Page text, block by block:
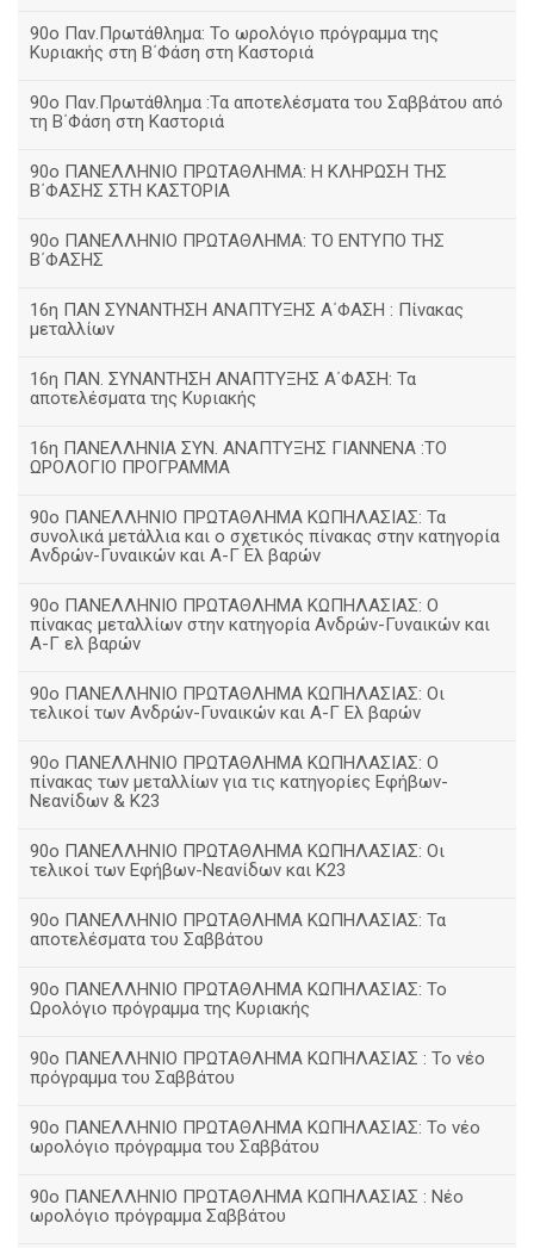
90ο Παν.Πρωτάθλημα: Το ωρολόγιο πρόγραμμα της
Κυριακής στη Β΄Φάση στη Καστοριά
90ο Παν.Πρωτάθλημα :Τα αποτελέσματα του Σαββάτου από
τη Β΄Φάση στη Καστοριά
90ο ΠΑΝΕΛΛΗΝΙΟ ΠΡΩΤΑΘΛΗΜΑ: Η ΚΛΗΡΩΣΗ ΤΗΣ
Β΄ΦΑΣΗΣ ΣΤΗ ΚΑΣΤΟΡΙΑ
90ο ΠΑΝΕΛΛΗΝΙΟ ΠΡΩΤΑΘΛΗΜΑ: ΤΟ ΕΝΤΥΠΟ ΤΗΣ
Β΄ΦΑΣΗΣ
16η ΠΑΝ ΣΥΝΑΝΤΗΣΗ ΑΝΑΠΤΥΞΗΣ Α΄ΦΑΣΗ : Πίνακας
μεταλλίων
16η ΠΑΝ. ΣΥΝΑΝΤΗΣΗ ΑΝΑΠΤΥΞΗΣ Α΄ΦΑΣΗ: Τα
αποτελέσματα της Κυριακής
16η ΠΑΝΕΛΛΗΝΙΑ ΣΥΝ. ΑΝΑΠΤΥΞΗΣ ΓΙΑΝΝΕΝΑ :ΤΟ
ΩΡΟΛΟΓΙΟ ΠΡΟΓΡΑΜΜΑ
90ο ΠΑΝΕΛΛΗΝΙΟ ΠΡΩΤΑΘΛΗΜΑ ΚΩΠΗΛΑΣΙΑΣ: Τα
συνολικά μετάλλια και ο σχετικός πίνακας στην κατηγορία
Ανδρών-Γυναικών και Α-Γ Ελ βαρών
90ο ΠΑΝΕΛΛΗΝΙΟ ΠΡΩΤΑΘΛΗΜΑ ΚΩΠΗΛΑΣΙΑΣ: Ο
πίνακας μεταλλίων στην κατηγορία Ανδρών-Γυναικών και
Α-Γ ελ βαρών
90ο ΠΑΝΕΛΛΗΝΙΟ ΠΡΩΤΑΘΛΗΜΑ ΚΩΠΗΛΑΣΙΑΣ: Οι
τελικοί των Ανδρών-Γυναικών και Α-Γ Ελ βαρών
90ο ΠΑΝΕΛΛΗΝΙΟ ΠΡΩΤΑΘΛΗΜΑ ΚΩΠΗΛΑΣΙΑΣ: Ο
πίνακας των μεταλλίων για τις κατηγορίες Εφήβων-
Νεανίδων & Κ23
90ο ΠΑΝΕΛΛΗΝΙΟ ΠΡΩΤΑΘΛΗΜΑ ΚΩΠΗΛΑΣΙΑΣ: Οι
τελικοί των Εφήβων-Νεανίδων και Κ23
90o ΠΑΝΕΛΛΗΝΙΟ ΠΡΩΤΑΘΛΗΜΑ ΚΩΠΗΛΑΣΙΑΣ: Τα
αποτελέσματα του Σαββάτου
90ο ΠΑΝΕΛΛΗΝΙΟ ΠΡΩΤΑΘΛΗΜΑ ΚΩΠΗΛΑΣΙΑΣ: Το
Ωρολόγιο πρόγραμμα της Κυριακής
90ο ΠΑΝΕΛΛΗΝΙΟ ΠΡΩΤΑΘΛΗΜΑ ΚΩΠΗΛΑΣΙΑΣ : Το νέο
πρόγραμμα του Σαββάτου
90ο ΠΑΝΕΛΛΗΝΙΟ ΠΡΩΤΑΘΛΗΜΑ ΚΩΠΗΛΑΣΙΑΣ: Το νέο
ωρολόγιο πρόγραμμα του Σαββάτου
90ο ΠΑΝΕΛΛΗΝΙΟ ΠΡΩΤΑΘΛΗΜΑ ΚΩΠΗΛΑΣΙΑΣ : Νέο
ωρολόγιο πρόγραμμα Σαββάτου